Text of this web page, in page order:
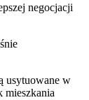
negocjacji
usytuowane w
mieszkania